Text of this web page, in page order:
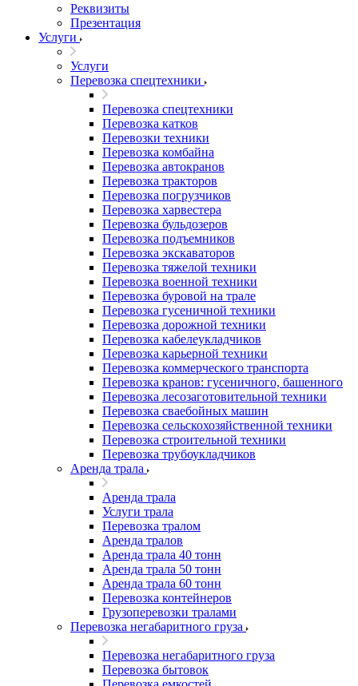
Реквизиты
Презентация
Услуги
Услуги
Перевозка спецтехники
Перевозка спецтехники
Перевозка катков
Перевозки техники
Перевозка комбайна
Перевозка автокранов
Перевозка тракторов
Перевозка погрузчиков
Перевозка харвестера
Перевозка бульдозеров
Перевозка подъемников
Перевозка экскаваторов
Перевозка тяжелой техники
Перевозка военной техники
Перевозка буровой на трале
Перевозка гусеничной техники
Перевозка дорожной техники
Перевозка кабелеукладчиков
Перевозка карьерной техники
Перевозка коммерческого транспорта
Перевозка кранов: гусеничного, башенного
Перевозка лесозаготовительной техники
Перевозка сваебойных машин
Перевозка сельскохозяйственной техники
Перевозка строительной техники
Перевозка трубоукладчиков
Аренда трала
Аренда трала
Услуги трала
Перевозка тралом
Аренда тралов
Аренда трала 40 тонн
Аренда трала 50 тонн
Аренда трала 60 тонн
Перевозка контейнеров
Грузоперевозки тралами
Перевозка негабаритного груза
Перевозка негабаритного груза
Перевозка бытовок